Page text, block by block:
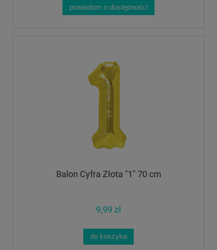
powiadom o dostępności
Balon Cyfra Złota "1" 70 cm
9,99 zł
do koszyka